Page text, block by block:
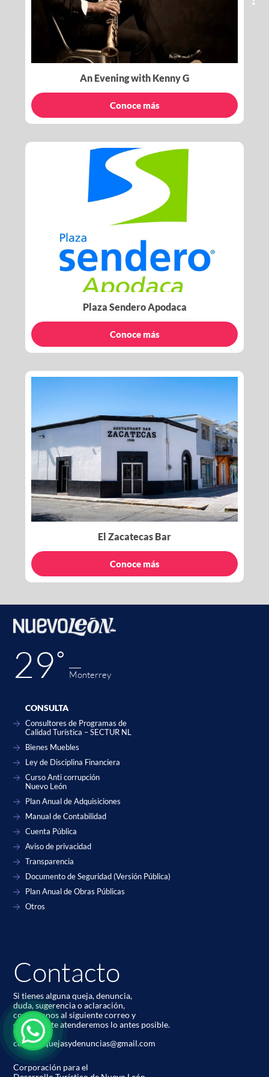
An Evening with Kenny G
Conoce más
Plaza Sendero Apodaca
Conoce más
El Zacatecas Bar
Conoce más
29˚ Monterrey
CONSULTA
Consultores de Programas de
Calidad Turística – SECTUR NL
Bienes Muebles
Ley de Disciplina Financiera
Curso Anti corrupción
Nuevo León
Plan Anual de Adquisiciones
Manual de Contabilidad
Cuenta Pública
Aviso de privacidad
Transparencia
Documento de Seguridad (Versión Pública)
Plan Anual de Obras Públicas
Otros
Contacto
Si tienes alguna queja, denuncia,
duda, sugerencia o aclaración,
contáctanos al siguiente correo y
con gusto te atenderemos lo antes posible.
codetur.quejasydenuncias@gmail.com
Corporación para el